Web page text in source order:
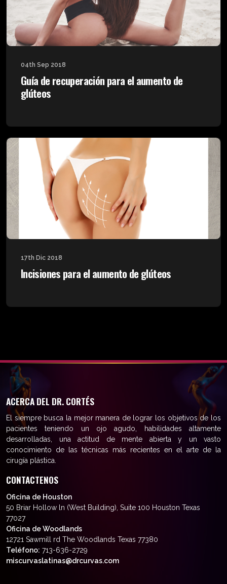
04th Sep 2018
Guía de recuperación para el aumento de
glúteos
17th Dic 2018
Incisiones para el aumento de glúteos
ACERCA DEL DR. CORTÉS
El siempre busca la mejor manera de lograr los objetivos de los
pacientes teniendo un ojo agudo, habilidades altamente
desarrolladas, una actitud de mente abierta y un vasto
conocimiento de las técnicas más recientes en el arte de la
cirugía plástica.
CONTACTENOS
Oficina de Houston
50 Briar Hollow ln (West Building), Suite 100 Houston Texas
77027
Oficina de Woodlands
12721 Sawmill rd The Woodlands Texas 77380
Teléfono: 713-636-2729
miscurvaslatinas@drcurvas.com